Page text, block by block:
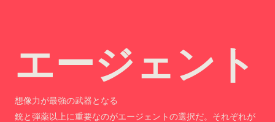
エージェント
想像力が最強の武器となる
銃と弾薬以上に重要なのがエージェントの選択だ。それぞれが